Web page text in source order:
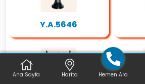
Y.A.5646
Ana Sayfa Harita Hemen Ara